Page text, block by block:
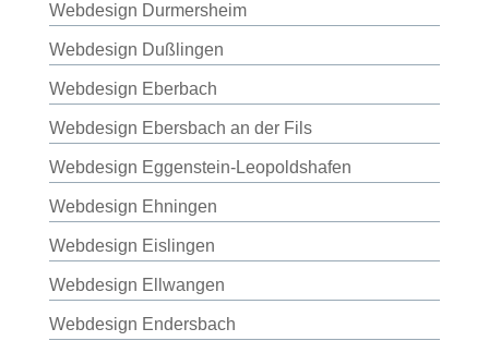
Webdesign Durmersheim
Webdesign Dußlingen
Webdesign Eberbach
Webdesign Ebersbach an der Fils
Webdesign Eggenstein-Leopoldshafen
Webdesign Ehningen
Webdesign Eislingen
Webdesign Ellwangen
Webdesign Endersbach